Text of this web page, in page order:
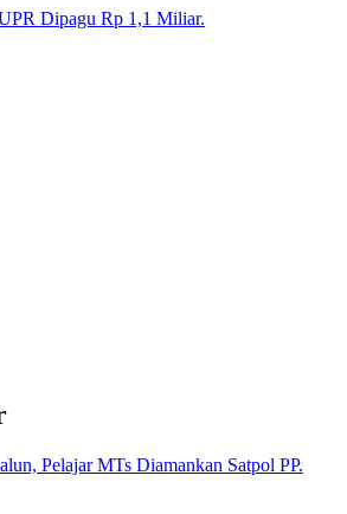
Dipagu Rp 1,1 Miliar.
Pelajar MTs Diamankan Satpol PP.